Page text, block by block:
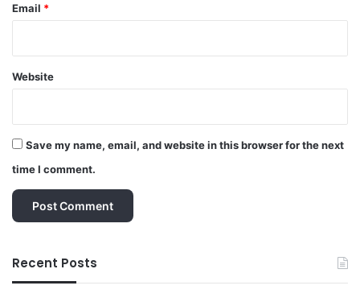
Email *
Website
Save my name, email, and website in this browser for the next
time I comment.
Recent Posts